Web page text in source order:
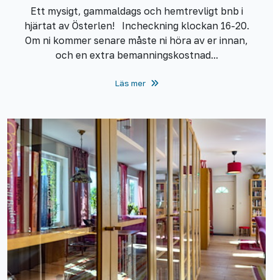
Ett mysigt, gammaldags och hemtrevligt bnb i
hjärtat av Österlen! Incheckning klockan 16-20.
Om ni kommer senare måste ni höra av er innan,
och en extra bemanningskostnad...
Läs mer